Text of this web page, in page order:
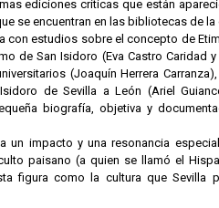
ediciones críticas que están
se encuentran en las bibliotecas de la
con estudios sobre el concepto de
de San Isidoro (Eva Castro Caridad
(Joaquín Herrera
de Sevilla a León (Ariel
biografía, objetiva y
un impacto y una resonancia
paisano (a quien se llamó el
figura como la cultura que Sevilla